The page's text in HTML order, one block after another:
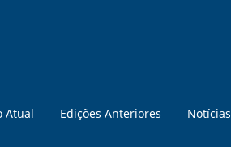
Atual Edições Anteriores Notícias